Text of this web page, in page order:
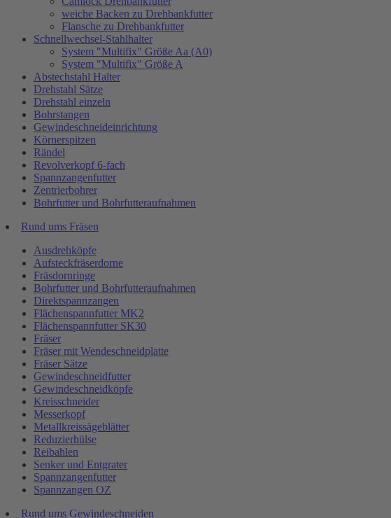
weiche Backen zu Drehbankfutter
Flansche zu Drehbankfutter
Schnellwechsel-Stahlhalter
System "Multifix" Größe Aa (A0)
System "Multifix" Größe A
Abstechstahl Halter
Drehstahl Sätze
Drehstahl einzeln
Bohrstangen
Gewindeschneideinrichtung
Körnerspitzen
Rändel
Revolverkopf 6-fach
Spannzangenfutter
Zentrierbohrer
Bohrfutter und Bohrfutteraufnahmen
Rund ums Fräsen
Ausdrehköpfe
Aufsteckfräserdorne
Fräsdornringe
Bohrfutter und Bohrfutteraufnahmen
Direktspannzangen
Flächenspannfutter MK2
Flächenspannfutter SK30
Fräser
Fräser mit Wendeschneidplatte
Fräser Sätze
Gewindeschneidfutter
Gewindeschneidköpfe
Kreisschneider
Messerkopf
Metallkreissägeblätter
Reduzierhülse
Reibahlen
Senker und Entgrater
Spannzangenfutter
Spannzangen OZ
Rund ums Gewindeschneiden